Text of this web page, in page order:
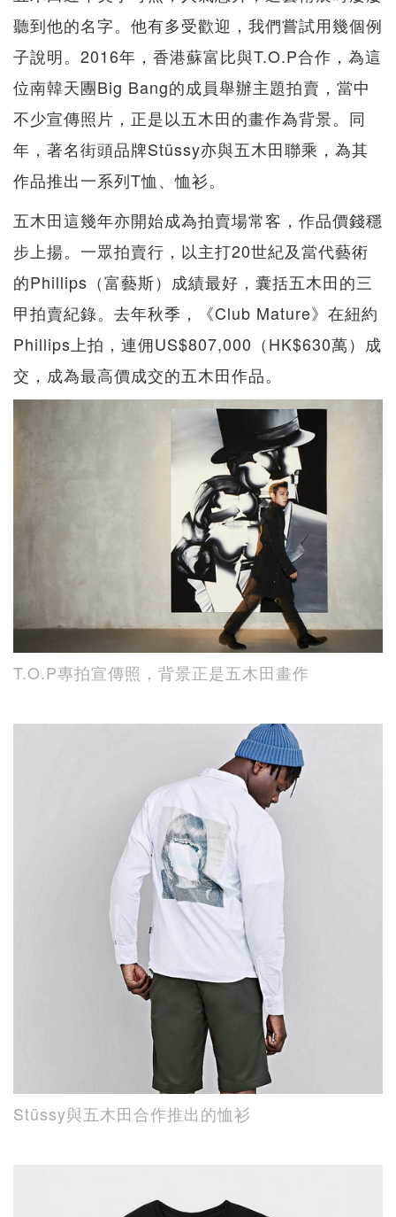
聽到他的名字。他有多受歡迎，我們嘗試用幾個例
子說明。2016年，香港蘇富比與T.O.P合作，為這
位南韓天團Big Bang的成員舉辦主題拍賣，當中
不少宣傳照片，正是以五木田的畫作為背景。同
年，著名街頭品牌Stüssy亦與五木田聯乘，為其
作品推出一系列T恤、恤衫。
五木田這幾年亦開始成為拍賣場常客，作品價錢穩
步上揚。一眾拍賣行，以主打20世紀及當代藝術
的Phillips（富藝斯）成績最好，囊括五木田的三
甲拍賣紀錄。去年秋季，《Club Mature》在紐約
Phillips上拍，連佣US$807,000（HK$630萬）成
交，成為最高價成交的五木田作品。
T.O.P專拍宣傳照，背景正是五木田畫作
Stüssy與五木田合作推出的恤衫